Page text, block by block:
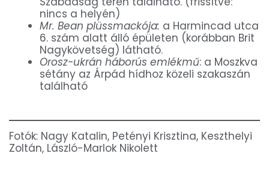
nincs a helyén)
Mr. Bean plüssmackója: a Harmincad utca
6. szám alatt álló épületen (korábban Brit
Nagykövetség) látható.
Orosz-ukrán háborús emlékmű: a Moszkva
sétány az Árpád hídhoz közeli szakaszán
található
Fotók: Nagy Katalin, Petényi Krisztina, Keszthelyi
Zoltán, László-Marlok Nikolett